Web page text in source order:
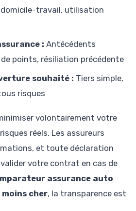
travail, utilisation
: Antécédents
points, résiliation précédente
souhaité : Tiers simple,
risques
volontairement votre
réels. Les assureurs
et toute déclaration
votre contrat en cas de
assurance auto
cher, la transparence est